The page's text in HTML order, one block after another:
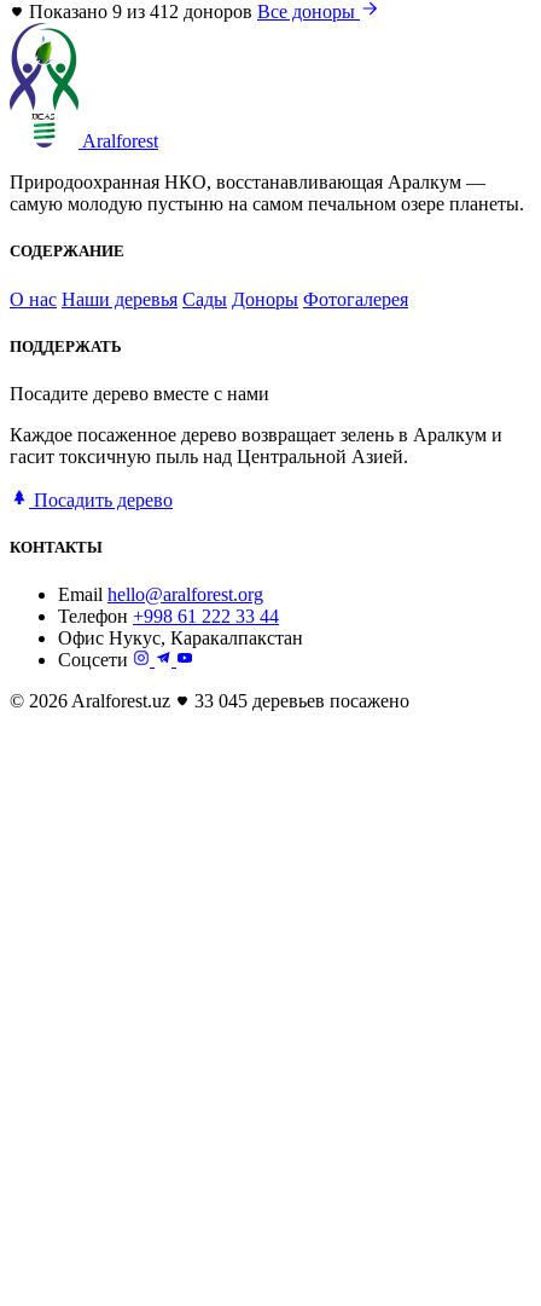
Показано 9 из 412 доноров Все доноры
Aralforest
Природоохранная НКО, восстанавливающая Аралкум —
самую молодую пустыню на самом печальном озере планеты.
СОДЕРЖАНИЕ
О нас Наши деревья Сады Доноры Фотогалерея
ПОДДЕРЖАТЬ
Посадите дерево вместе с нами
Каждое посаженное дерево возвращает зелень в Аралкум и
гасит токсичную пыль над Центральной Азией.
Посадить дерево
КОНТАКТЫ
Email hello@aralforest.org
Телефон +998 61 222 33 44
Офис Нукус, Каракалпакстан
Соцсети
© 2026 Aralforest.uz
33 045 деревьев посажено